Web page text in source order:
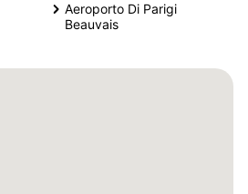
Aeroporto Di Parigi
Beauvais